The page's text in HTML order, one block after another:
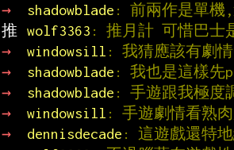
→
shadowblade : 前兩作是單機
推 wolf3363 : 推月計 可惜巴士
→
windowsill : 我猜應該有劇
→
shadowblade : 我也是這樣先
→
shadowblade : 手遊跟我極度
→
windowsill : 手遊劇情看熟
→
dennisdecade : 這遊戲還特